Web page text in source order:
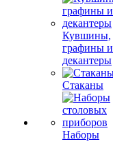
Кувшины,
графины и
декантеры
Стаканы
Наборы